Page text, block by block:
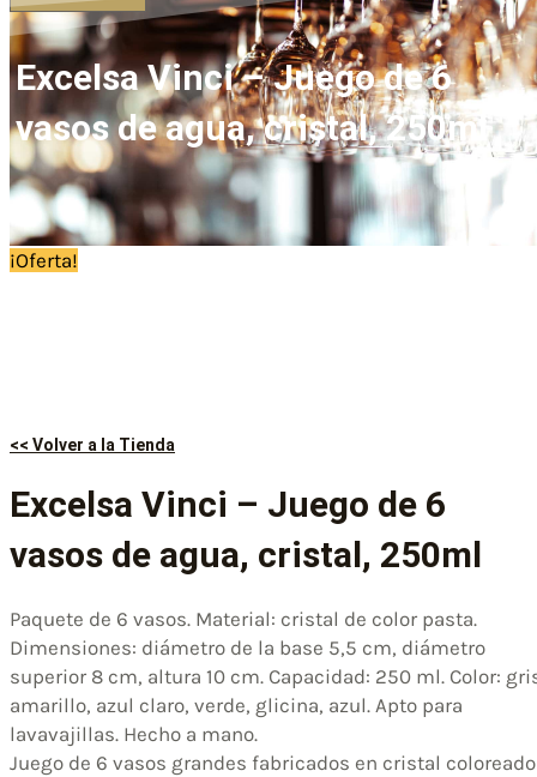
Excelsa Vinci – Juego de 6
vasos de agua, cristal, 250ml
¡Oferta!
<< Volver a la Tienda
Excelsa Vinci – Juego de 6
vasos de agua, cristal, 250ml
Paquete de 6 vasos. Material: cristal de color pasta.
Dimensiones: diámetro de la base 5,5 cm, diámetro
superior 8 cm, altura 10 cm. Capacidad: 250 ml. Color:
amarillo, azul claro, verde, glicina, azul. Apto para
lavavajillas. Hecho a mano.
Juego de 6 vasos grandes fabricados en cristal coloreado